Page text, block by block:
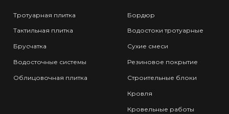
Тротуарная плитка
Тактильная плитка
Брусчатка
Водосточные системы
Облицовочная плитка
Бордюр
Водостоки тротуарные
Сухие смеси
Резиновое покрытие
Строительные блоки
Кровля
Кровельные работы